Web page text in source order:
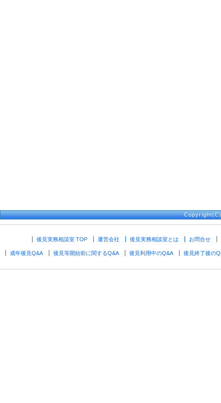
後見実務相談室 TOP 運営会社 後見実務相談室とは お問合せ
成年後見Q&A 後見等開始前に関するQ&A 後見利用中のQ&A 後見終了後の